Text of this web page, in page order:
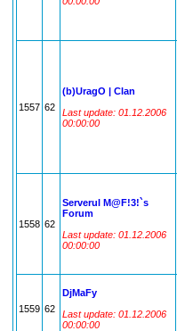
1557 62
(b)UragO | Clan
Last update: 01.12.2006
00:00:00
1558 62
Serverul M@F!3!`s
Forum
Last update: 01.12.2006
00:00:00
1559 62
DjMaFy
Last update: 01.12.2006
00:00:00